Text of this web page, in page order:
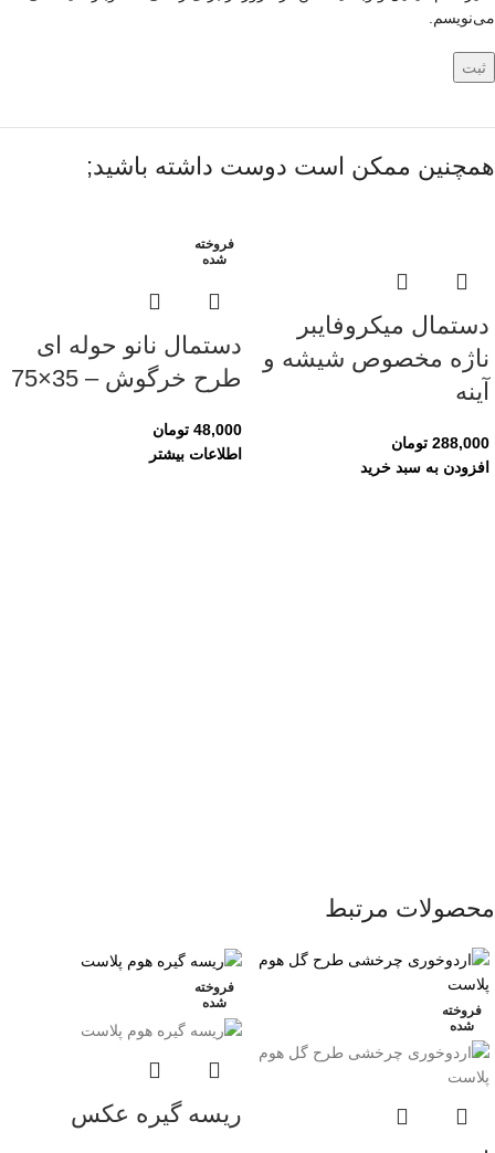
می‌نویسم.
همچنین ممکن است دوست داشته باشید;
دستمال میکروفایبر
ناژه مخصوص شیشه و
آینه
288,000 تومان
افزودن به سبد خرید
فروخته
شده
دستمال نانو حوله ای
طرح خرگوش – 35×75
48,000 تومان
اطلاعات بیشتر
محصولات مرتبط
فروخته
شده
فروخته
شده
ریسه گیره عکس